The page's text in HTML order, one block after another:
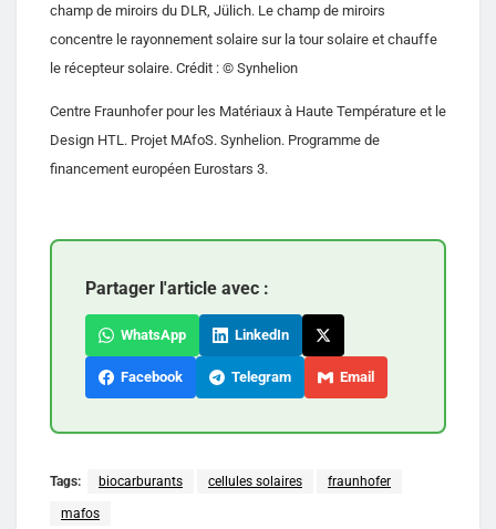
champ de miroirs du DLR, Jülich. Le champ de miroirs
concentre le rayonnement solaire sur la tour solaire et chauffe
le récepteur solaire. Crédit : © Synhelion
Centre Fraunhofer pour les Matériaux à Haute Température et le
Design HTL. Projet MAfoS. Synhelion. Programme de
financement européen Eurostars 3.
Partager l'article avec :
WhatsApp LinkedIn
Facebook Telegram Email
Tags: biocarburants cellules solaires fraunhofer
mafos